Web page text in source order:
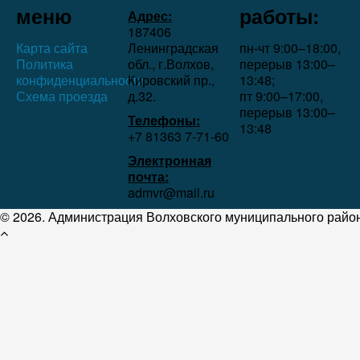
меню
Карта сайта
Политика
конфиденциальности
Схема проезда
Адрес:
187406
Ленинградская
обл., г.Волхов,
Кировский пр.,
д.32.
Телефоны:
+7 81363 7‑71-60
Электронная
почта:
admvr@mail.ru
работы:
пн-чт 9:00–18:00,
перерыв 13:00–
13:48;
пт 9:00–17:00,
перерыв 13:00–
13:48
© 2026. Администрация Волховского муниципального